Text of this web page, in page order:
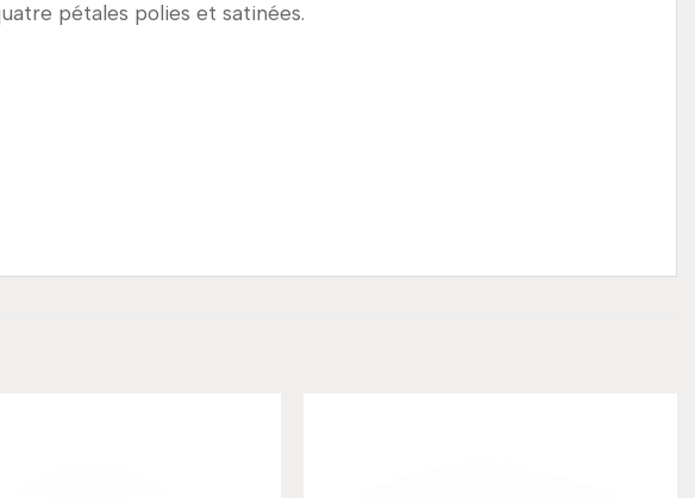
pétales polies et satinées.